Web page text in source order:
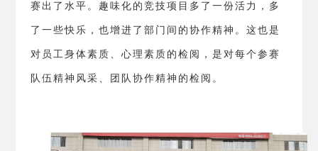
赛出了水平。趣味化的竞技项目多了一份活力，多
了一些快乐，也增进了部门间的协作精神。这也是
对员工身体素质、心理素质的检阅，是对每个参赛
队伍精神风采、团队协作精神的检阅。